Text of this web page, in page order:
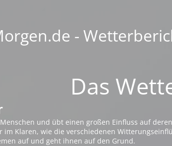
-
Das
und übt einen großen Einfluss auf
im Klaren, wie die verschiedenen
auf und geht ihnen auf den Grund.